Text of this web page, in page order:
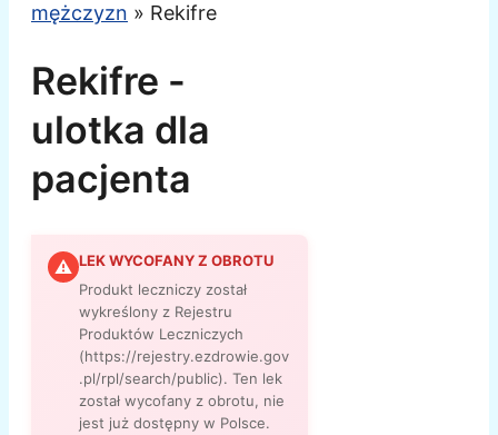
mężczyzn » Rekifre
Rekifre -
ulotka dla
pacjenta
⚠ LEK WYCOFANY Z OBROTU
Produkt leczniczy został
wykreślony z Rejestru
Produktów Leczniczych
(https://rejestry.ezdrowie.gov
.pl/rpl/search/public). Ten lek
został wycofany z obrotu, nie
jest już dostępny w Polsce.